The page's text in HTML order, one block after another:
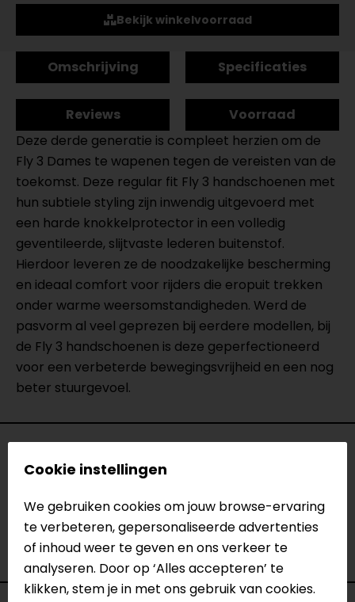
Bekijk winkelvoorraad
Omschrijving Specificaties
Reviews
Voorraad
Deze derde generatie is compleet herzien om de
Fly 3 Dames te wapenen tegen de vereisten van de
toekomst. Deze regular fit Fly 3 handschoenen met
hun subtiele styling zijn inwendig uitgevoerd met
een harde knokkelprotector in een volledig
geventileerde, slijtvaste lederen buitenstof.
Hierdoor leveren ze de noodzakelijke bescherming
en ideaal comfort voor rijders die eropuit trekken
onder warme weersomstandigheden. Werd de
pasvorm al veel geprezen bij eerdere modellen, bij
de Fly 3 handschoenen is deze geperfectioneerd
voor een verbeterde bewegingsvrijheid en een nog
beter stuurgevoel.
Model
FGS160
Merk
REV'IT!
Kleur
Zwart
Cookie instellingen
We gebruiken cookies om jouw browse-ervaring
te verbeteren, gepersonaliseerde advertenties
of inhoud weer te geven en ons verkeer te
analyseren. Door op ‘Alles accepteren’ te
klikken, stem je in met ons gebruik van cookies.